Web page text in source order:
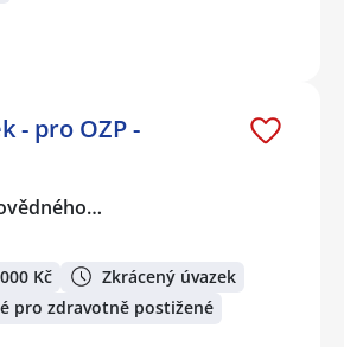
- pro OZP -
Kč
Zkrácený úvazek
pro zdravotně postižené